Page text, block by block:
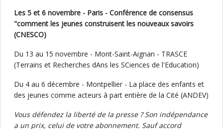
Les 5 et 6 novembre - Paris - Conférence de consensus
"comment les jeunes construisent les nouveaux savoirs
(CNESCO)
Du 13 au 15 novembre - Mont-Saint-Aignan - TRASCE
(Terrains et Recherches dAns les SCiences de l'Education)
Du 4 au 6 décembre - Montpellier - La place des enfants et
des jeunes comme acteurs à part entière de la Cité (ANDEV)
Vous défendez la liberté de la presse ? Son indépendance
a un prix, celui de votre abonnement. Sauf accord